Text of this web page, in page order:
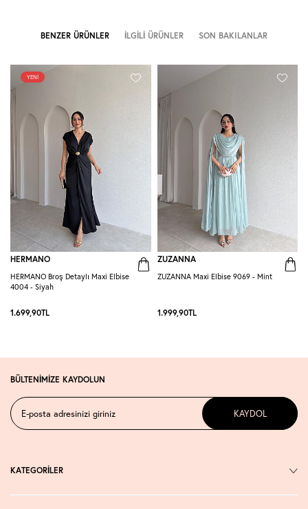
BENZER ÜRÜNLER İLGILI ÜRÜNLER SON BAKILANLAR
YENI
HERMANO
HERMANO Broş Detaylı Maxi Elbise
4004 - Siyah
1.699,90TL
ZUZANNA
ZUZANNA Maxi Elbise 9069 - Mint
1.999,90TL
BÜLTENİMİZE KAYDOLUN
KAYDOL
KATEGORİLER